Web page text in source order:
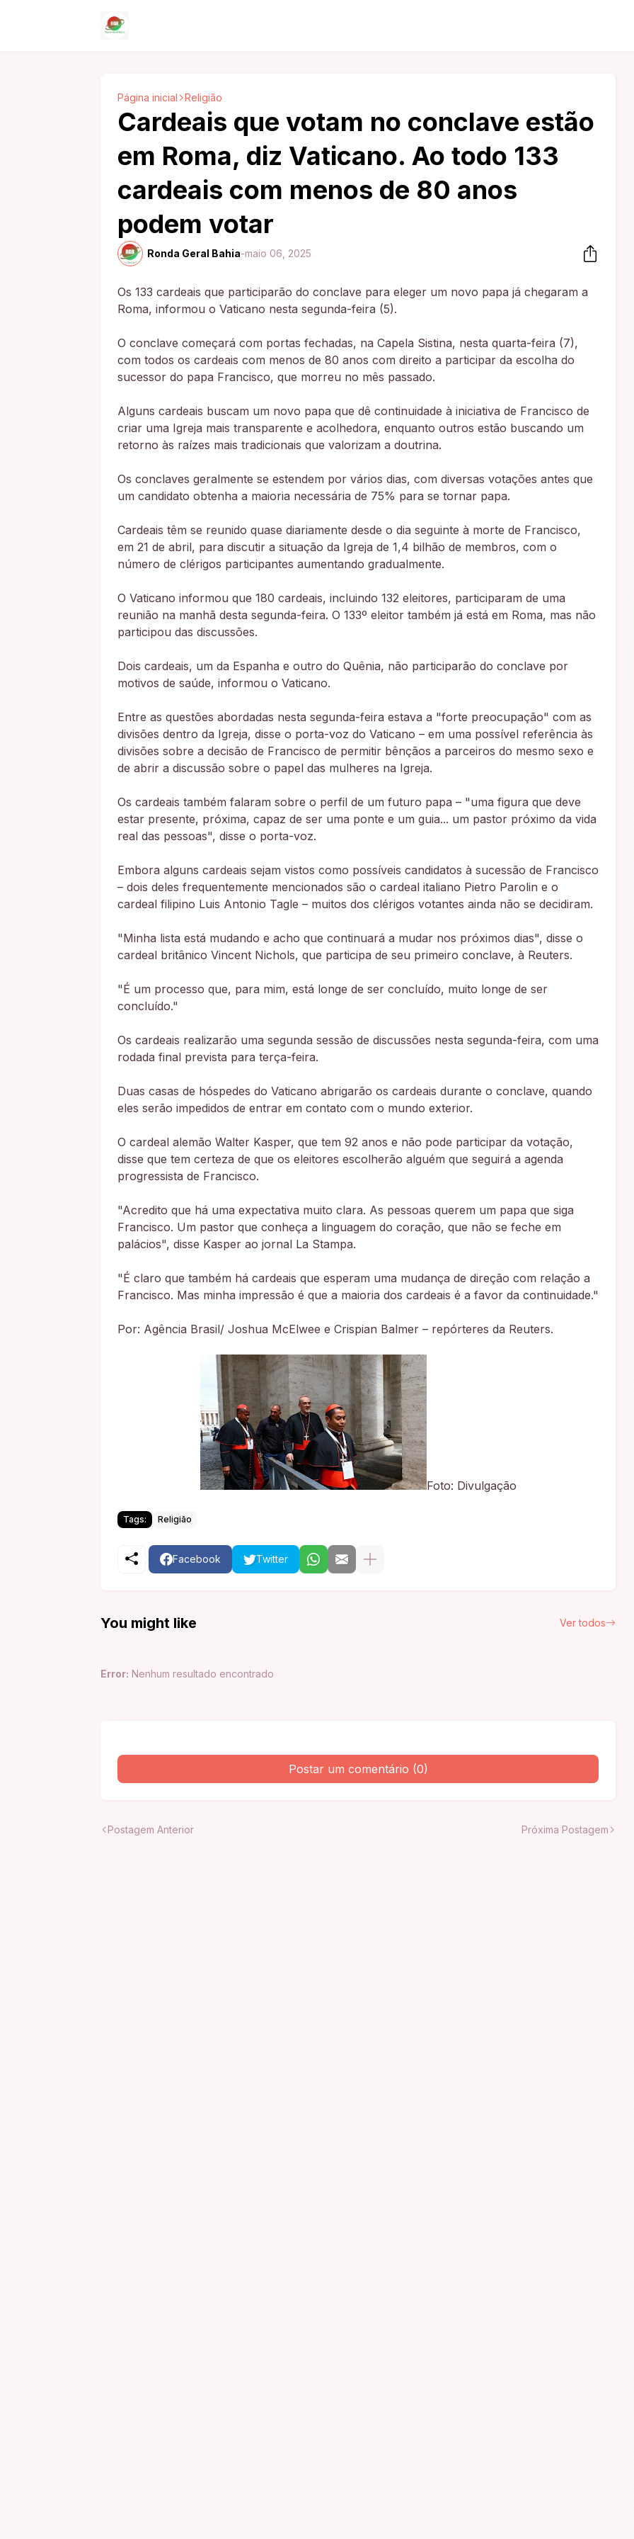
Página inicial Religião
Cardeais que votam no conclave estão
em Roma, diz Vaticano. Ao todo 133
cardeais com menos de 80 anos
podem votar
Ronda Geral Bahia-maio 06, 2025
Os 133 cardeais que participarão do conclave para eleger um novo papa já chegaram a
Roma, informou o Vaticano nesta segunda-feira (5).
O conclave começará com portas fechadas, na Capela Sistina, nesta quarta-feira (7),
com todos os cardeais com menos de 80 anos com direito a participar da escolha do
sucessor do papa Francisco, que morreu no mês passado.
Alguns cardeais buscam um novo papa que dê continuidade à iniciativa de Francisco de
criar uma Igreja mais transparente e acolhedora, enquanto outros estão buscando um
retorno às raízes mais tradicionais que valorizam a doutrina.
Os conclaves geralmente se estendem por vários dias, com diversas votações antes que
um candidato obtenha a maioria necessária de 75% para se tornar papa.
Cardeais têm se reunido quase diariamente desde o dia seguinte à morte de Francisco,
em 21 de abril, para discutir a situação da Igreja de 1,4 bilhão de membros, com o
número de clérigos participantes aumentando gradualmente.
O Vaticano informou que 180 cardeais, incluindo 132 eleitores, participaram de uma
reunião na manhã desta segunda-feira. O 133º eleitor também já está em Roma, mas não
participou das discussões.
Dois cardeais, um da Espanha e outro do Quênia, não participarão do conclave por
motivos de saúde, informou o Vaticano.
Entre as questões abordadas nesta segunda-feira estava a "forte preocupação" com as
divisões dentro da Igreja, disse o porta-voz do Vaticano – em uma possível referência às
divisões sobre a decisão de Francisco de permitir bênçãos a parceiros do mesmo sexo e
de abrir a discussão sobre o papel das mulheres na Igreja.
Os cardeais também falaram sobre o perfil de um futuro papa – "uma figura que deve
estar presente, próxima, capaz de ser uma ponte e um guia... um pastor próximo da vida
real das pessoas", disse o porta-voz.
Embora alguns cardeais sejam vistos como possíveis candidatos à sucessão de Francisco
– dois deles frequentemente mencionados são o cardeal italiano Pietro Parolin e o
cardeal filipino Luis Antonio Tagle – muitos dos clérigos votantes ainda não se decidiram.
"Minha lista está mudando e acho que continuará a mudar nos próximos dias", disse o
cardeal britânico Vincent Nichols, que participa de seu primeiro conclave, à Reuters.
"É um processo que, para mim, está longe de ser concluído, muito longe de ser
concluído."
Os cardeais realizarão uma segunda sessão de discussões nesta segunda-feira, com uma
rodada final prevista para terça-feira.
Duas casas de hóspedes do Vaticano abrigarão os cardeais durante o conclave, quando
eles serão impedidos de entrar em contato com o mundo exterior.
O cardeal alemão Walter Kasper, que tem 92 anos e não pode participar da votação,
disse que tem certeza de que os eleitores escolherão alguém que seguirá a agenda
progressista de Francisco.
"Acredito que há uma expectativa muito clara. As pessoas querem um papa que siga
Francisco. Um pastor que conheça a linguagem do coração, que não se feche em
palácios", disse Kasper ao jornal La Stampa.
"É claro que também há cardeais que esperam uma mudança de direção com relação a
Francisco. Mas minha impressão é que a maioria dos cardeais é a favor da continuidade."
Por: Agência Brasil/ Joshua McElwee e Crispian Balmer – repórteres da Reuters.
Foto: Divulgação
Tags: Religião
Facebook Twitter
You might like Ver todos
Error: Nenhum resultado encontrado
Postar um comentário (0)
Postagem Anterior Próxima Postagem